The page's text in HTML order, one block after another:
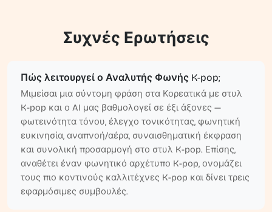
Συχνές Ερωτήσεις
Πώς λειτουργεί ο Αναλυτής Φωνής K-pop;
Μιμείσαι μια σύντομη φράση στα Κορεατικά με στυλ
K-pop και ο AI μας βαθμολογεί σε έξι άξονες —
φωτεινότητα τόνου, έλεγχο τονικότητας, φωνητική
ευκινησία, αναπνοή/αέρα, συναισθηματική έκφραση
και συνολική προσαρμογή στο στυλ K-pop. Επίσης,
αναθέτει έναν φωνητικό αρχέτυπο K-pop, ονομάζει
τους πιο κοντινούς καλλιτέχνες K-pop και δίνει τρεις
εφαρμόσιμες συμβουλές.